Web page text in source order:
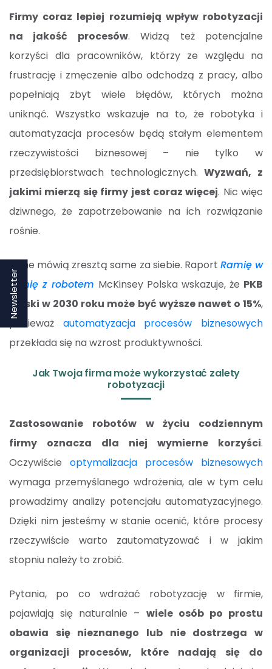
Firmy coraz lepiej rozumieją wpływ robotyzacji
na jakość procesów. Widzą też potencjalne
korzyści dla pracowników, którzy ze względu na
frustrację i zmęczenie albo odchodzą z pracy, albo
popełniają zbyt wiele błędów, których można
uniknąć. Wszystko wskazuje na to, że robotyka i
automatyzacja procesów będą stałym elementem
rzeczywistości biznesowej – nie tylko w
przedsiębiorstwach technologicznych.Wyzwań, z
jakimi mierzą się firmy jest coraz więcej. Nic więc
dziwnego, że zapotrzebowanie na ich rozwiązanie
rośnie.
Dane mówią zresztą same za siebie. Raport Ramię w
ramię z robotem McKinsey Polska wskazuje, że PKB
Polski w 2030 roku może być wyższe nawet o 15%,
ponieważ automatyzacja procesów biznesowych
przekłada się na wzrost produktywności.
Jak Twoja firma może wykorzystać zalety
robotyzacji
Zastosowanie robotów w życiu codziennym
firmy oznacza dla niej wymierne korzyści.
Oczywiście optymalizacja procesów biznesowych
wymaga przemyślanego wdrożenia, ale w tym celu
prowadzimy analizy potencjału automatyzacyjnego.
Dzięki nim jesteśmy w stanie ocenić, które procesy
rzeczywiście warto zautomatyzować i w jakim
stopniu należy to zrobić.
Pytania, po co wdrażać robotyzację w firmie,
pojawiają się naturalnie – wiele osób po prostu
obawia się nieznanego lub nie dostrzega w
organizacji procesów, które nadają się do
Newsletter